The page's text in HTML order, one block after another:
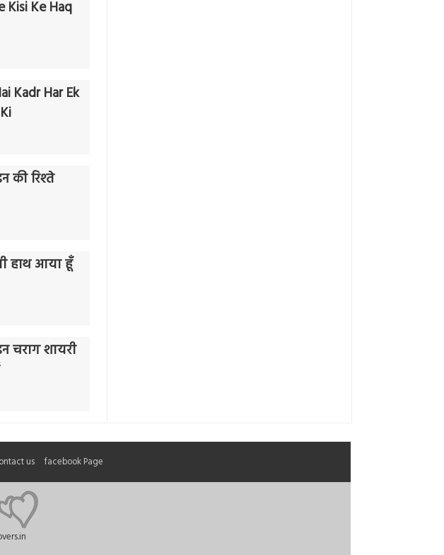
Kisi Ke Haq
Kadr Har Ek
की रिश्ते
हाथ आया हूँ
चराग शायरी
us facebook Page